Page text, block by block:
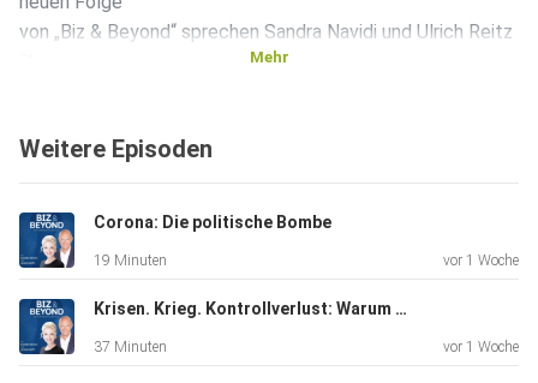
von „Biz & Beyond“ sprechen Sandra Navidi und Ulrich Reitz
Autoindustrie – und die Frage, ob der Westen
auseinanderdriftet.
Mehr
Weitere Episoden
Corona: Die politische Bombe
19 Minuten vor 1 Woche
Krisen. Krieg. Kontrollverlust: Warum Sicherheit zur neuen Währung wird.
37 Minuten vor 1 Woche